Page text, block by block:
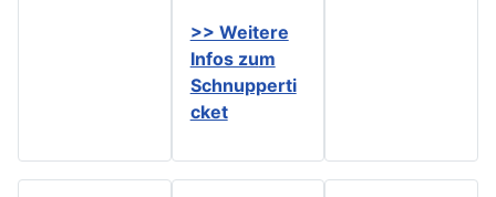
>> Weitere
Infos zum
Schnupperti
cket